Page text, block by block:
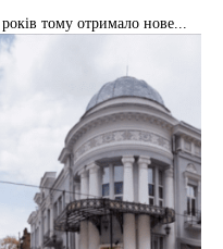
тому отримало нове...